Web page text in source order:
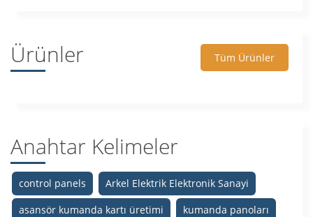
Ürünler Tüm Ürünler
Anahtar Kelimeler
control panels
Arkel Elektrik Elektronik Sanayi
asansör kumanda kartı üretimi
kumanda panoları